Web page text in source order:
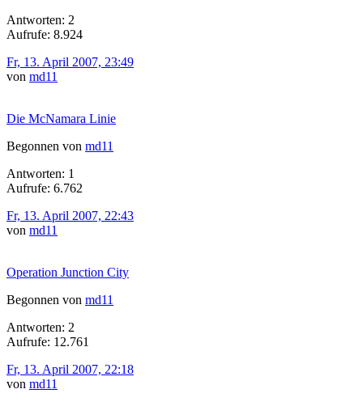
Antworten: 2
Aufrufe: 8.924
Fr, 13. April 2007, 23:49
von md11
Die McNamara Linie
Begonnen von md11
Antworten: 1
Aufrufe: 6.762
Fr, 13. April 2007, 22:43
von md11
Operation Junction City
Begonnen von md11
Antworten: 2
Aufrufe: 12.761
Fr, 13. April 2007, 22:18
von md11